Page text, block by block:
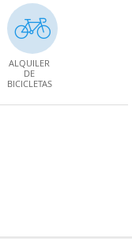
ALQUILER
DE
BICICLETAS